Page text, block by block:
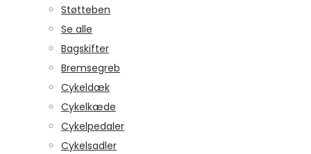
Støtteben
Se alle
Bagskifter
Bremsegreb
Cykeldæk
Cykelkæde
Cykelpedaler
Cykelsadler